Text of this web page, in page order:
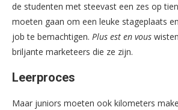
de studenten met steevast een zes op
moeten gaan om een leuke stageplaats
job te bemachtigen. Plus est en vous
briljante marketeers die ze zijn.
Leerproces
Maar juniors moeten ook kilometers